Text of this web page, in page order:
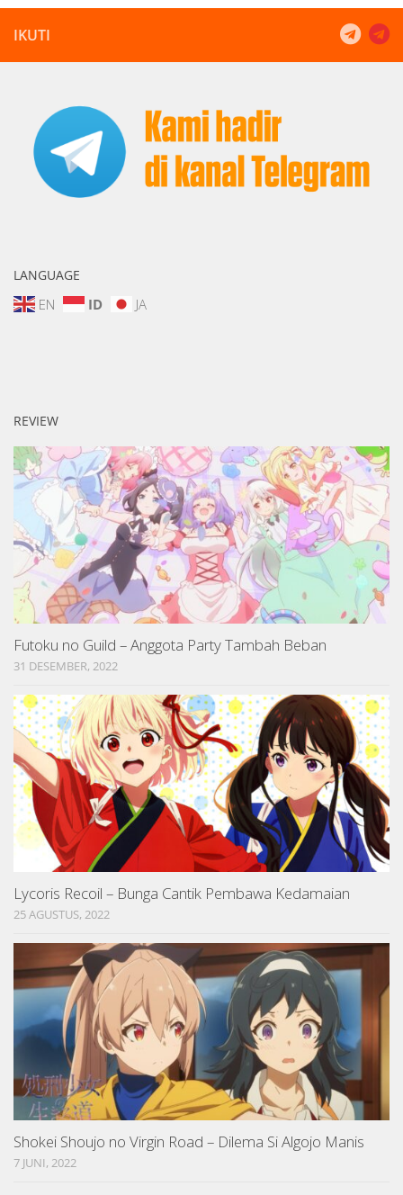
IKUTI
LANGUAGE
EN ID JA
REVIEW
Futoku no Guild – Anggota Party Tambah Beban
31 DESEMBER, 2022
Lycoris Recoil – Bunga Cantik Pembawa Kedamaian
25 AGUSTUS, 2022
Shokei Shoujo no Virgin Road – Dilema Si Algojo Manis
7 JUNI, 2022